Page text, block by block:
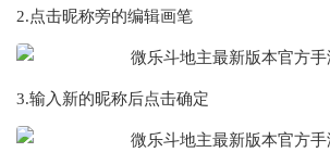
2.点击昵称旁的编辑画笔
3.输入新的昵称后点击确定